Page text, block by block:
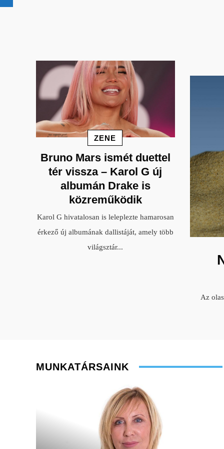
ZENE
Bruno Mars ismét duettel
tér vissza – Karol G új
albumán Drake is
közreműködik
Karol G hivatalosan is leleplezte hamarosan
érkező új albumának dallistáját, amely több
világsztár...
Az
MUNKATÁRSAINK